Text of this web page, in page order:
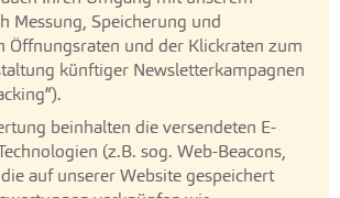
Messung, Speicherung und
Öffnungsraten und der Klickraten zum
künftiger Newsletterkampagnen
beinhalten die versendeten E-
(z.B. sog. Web-Beacons,
auf unserer Website gespeichert